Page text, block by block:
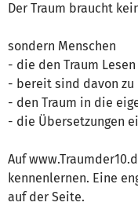
Der Traum braucht
sondern Menschen
- die den Traum
- bereit sind davon zu
- den Traum in die
- die Übersetzungen
Auf
kennenlernen. Eine
auf der Seite.